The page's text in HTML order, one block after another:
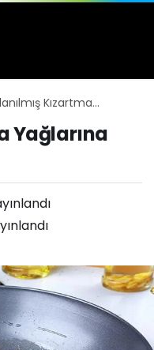
Kızartma
Yağlarına